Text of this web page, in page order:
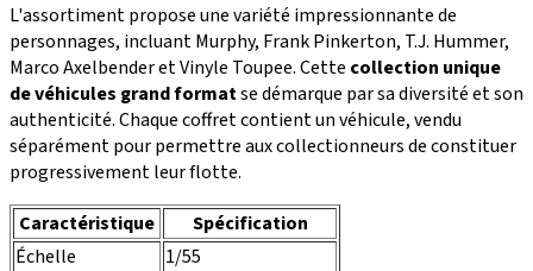
L'assortiment propose une variété impressionnante de
personnages, incluant Murphy, Frank Pinkerton, T.J. Hummer,
Marco Axelbender et Vinyle Toupee. Cette collection unique
de véhicules grand formatse démarque par sa diversité et son
authenticité. Chaque coffret contient un véhicule, vendu
séparément pour permettre aux collectionneurs de constituer
progressivement leur flotte.
Caractéristique
Spécification
Échelle
1/55